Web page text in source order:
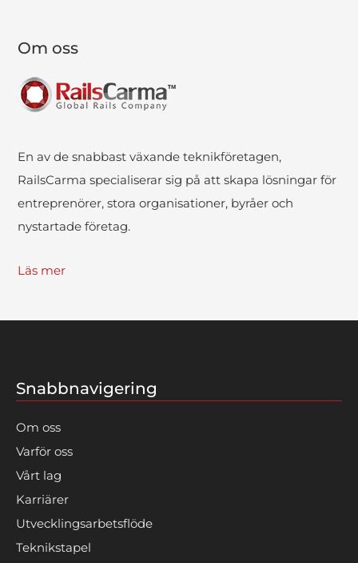
Om oss
En av de snabbast växande teknikföretagen,
RailsCarma specialiserar sig på att skapa lösningar för
entreprenörer, stora organisationer, byråer och
nystartade företag.
Läs mer
Snabbnavigering
Om oss
Varför oss
Vårt lag
Karriärer
Utvecklingsarbetsflöde
Teknikstapel